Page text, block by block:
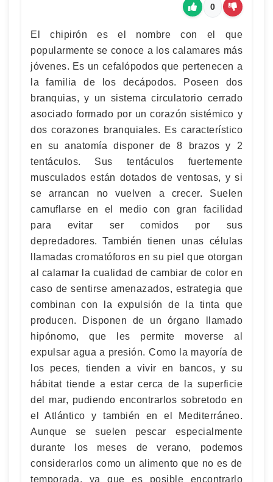
0
El chipirón es el nombre con el que
popularmente se conoce a los calamares más
jóvenes. Es un cefalópodos que pertenecen a
la familia de los decápodos. Poseen dos
branquias, y un sistema circulatorio cerrado
asociado formado por un corazón sistémico y
dos corazones branquiales. Es característico
en su anatomía disponer de 8 brazos y 2
tentáculos. Sus tentáculos fuertemente
musculados están dotados de ventosas, y si
se arrancan no vuelven a crecer. Suelen
camuflarse en el medio con gran facilidad
para evitar ser comidos por sus
depredadores. También tienen unas células
llamadas cromatóforos en su piel que otorgan
al calamar la cualidad de cambiar de color en
caso de sentirse amenazados, estrategia que
combinan con la expulsión de la tinta que
producen. Disponen de un órgano llamado
hipónomo, que les permite moverse al
expulsar agua a presión. Como la mayoría de
los peces, tienden a vivir en bancos, y su
hábitat tiende a estar cerca de la superficie
del mar, pudiendo encontrarlos sobretodo en
el Atlántico y también en el Mediterráneo.
Aunque se suelen pescar especialmente
durante los meses de verano, podemos
considerarlos como un alimento que no es de
temporada, ya que es posible encontrarlo